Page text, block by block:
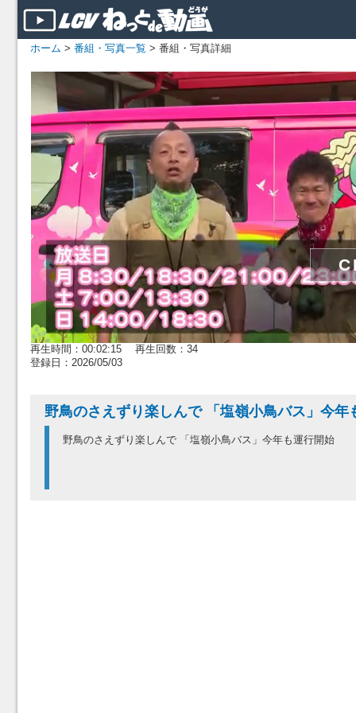
ホーム > 番組・写真一覧 > 番組・写真詳細
再生時間：00:02:15 再生回数：34
登録日：2026/05/03
野鳥のさえずり楽しんで 「塩嶺小鳥バス」今年
野鳥のさえずり楽しんで 「塩嶺小鳥バス」今年も運行開始